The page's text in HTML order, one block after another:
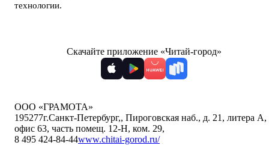
технологии.
Скачайте приложение «Читай-город»
ООО «ГРАМОТА»
195277г.Санкт-Петербург,, Пироговская наб., д. 21, литера А,
офис 63, часть помещ. 12-Н, ком. 29,
8 495 424-84-44www.chitai-gorod.ru/